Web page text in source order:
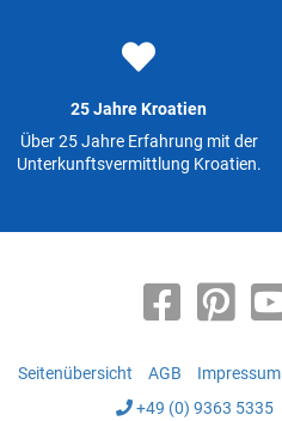
25 Jahre Kroatien
Über 25 Jahre Erfahrung mit der
Unterkunftsvermittlung Kroatien.
Seitenübersicht AGB Impressum
+49 (0) 9363 5335